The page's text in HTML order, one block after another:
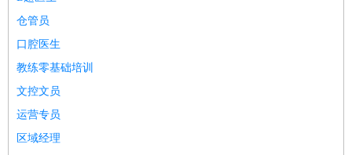
仓管员
口腔医生
教练零基础培训
文控文员
运营专员
区域经理